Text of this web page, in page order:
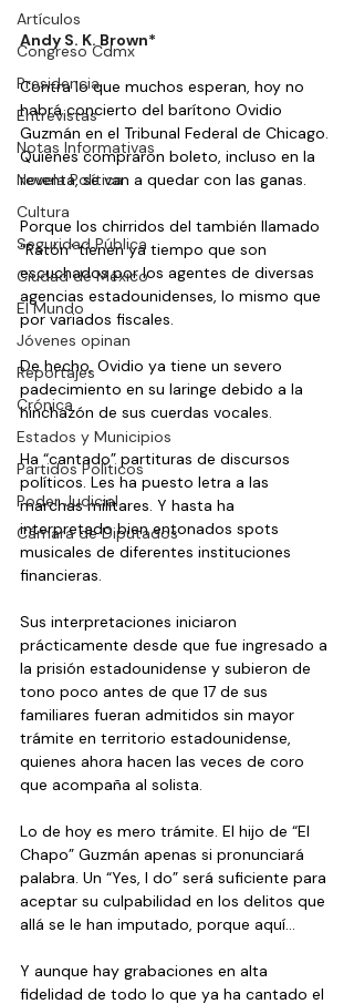
Artículos
Congreso Cdmx
Presidencia
Entrevistas
Notas Informativas
Novela Política
Cultura
Seguridad Pública
Ciudad de México
El Mundo
Jóvenes opinan
Reportajes
Crónica
Estados y Municipios
Partidos Políticos
Poder Judicial
Cámara de Diputados
Andy S. K. Brown*
Contra lo que muchos esperan, hoy no
habrá concierto del barítono Ovidio
Guzmán en el Tribunal Federal de Chicago.
Quienes compraron boleto, incluso en la
reventa, se van a quedar con las ganas.
Porque los chirridos del también llamado
“Ratón” tienen ya tiempo que son
escuchados por los agentes de diversas
agencias estadounidenses, lo mismo que
por variados fiscales.
De hecho, Ovidio ya tiene un severo
padecimiento en su laringe debido a la
hinchazón de sus cuerdas vocales.
Ha “cantado” partituras de discursos
políticos. Les ha puesto letra a las
marchas militares. Y hasta ha
interpretado bien entonados spots
musicales de diferentes instituciones
financieras.
Sus interpretaciones iniciaron
prácticamente desde que fue ingresado a
la prisión estadounidense y subieron de
tono poco antes de que 17 de sus
familiares fueran admitidos sin mayor
trámite en territorio estadounidense,
quienes ahora hacen las veces de coro
que acompaña al solista.
Lo de hoy es mero trámite. El hijo de “El
Chapo” Guzmán apenas si pronunciará
palabra. Un “Yes, I do” será suficiente para
aceptar su culpabilidad en los delitos que
allá se le han imputado, porque aquí…
Y aunque hay grabaciones en alta
fidelidad de todo lo que ya ha cantado el